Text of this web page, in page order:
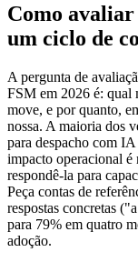
Como
um ciclo de
A pergunta de
FSM em 2026 é: qual
move, e por quanto,
nossa. A maioria dos
para despacho com
impacto operacional é
respondê-la para
Peça contas de
respostas concretas
para 79% em quatro
adoção.